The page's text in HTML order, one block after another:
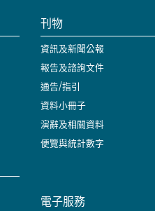
刊物
資訊及新聞公報
報告及諮詢文件
通告/指引
資料小冊子
演辭及相關資料
便覽與統計數字
電子服務